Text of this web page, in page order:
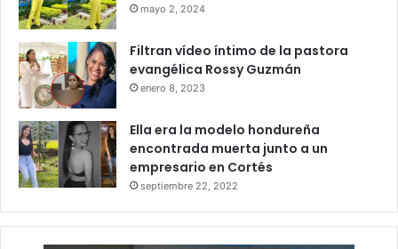
mayo 2, 2024
Filtran vídeo íntimo de la pastora
evangélica Rossy Guzmán
enero 8, 2023
Ella era la modelo hondureña
encontrada muerta junto a un
empresario en Cortés
septiembre 22, 2022